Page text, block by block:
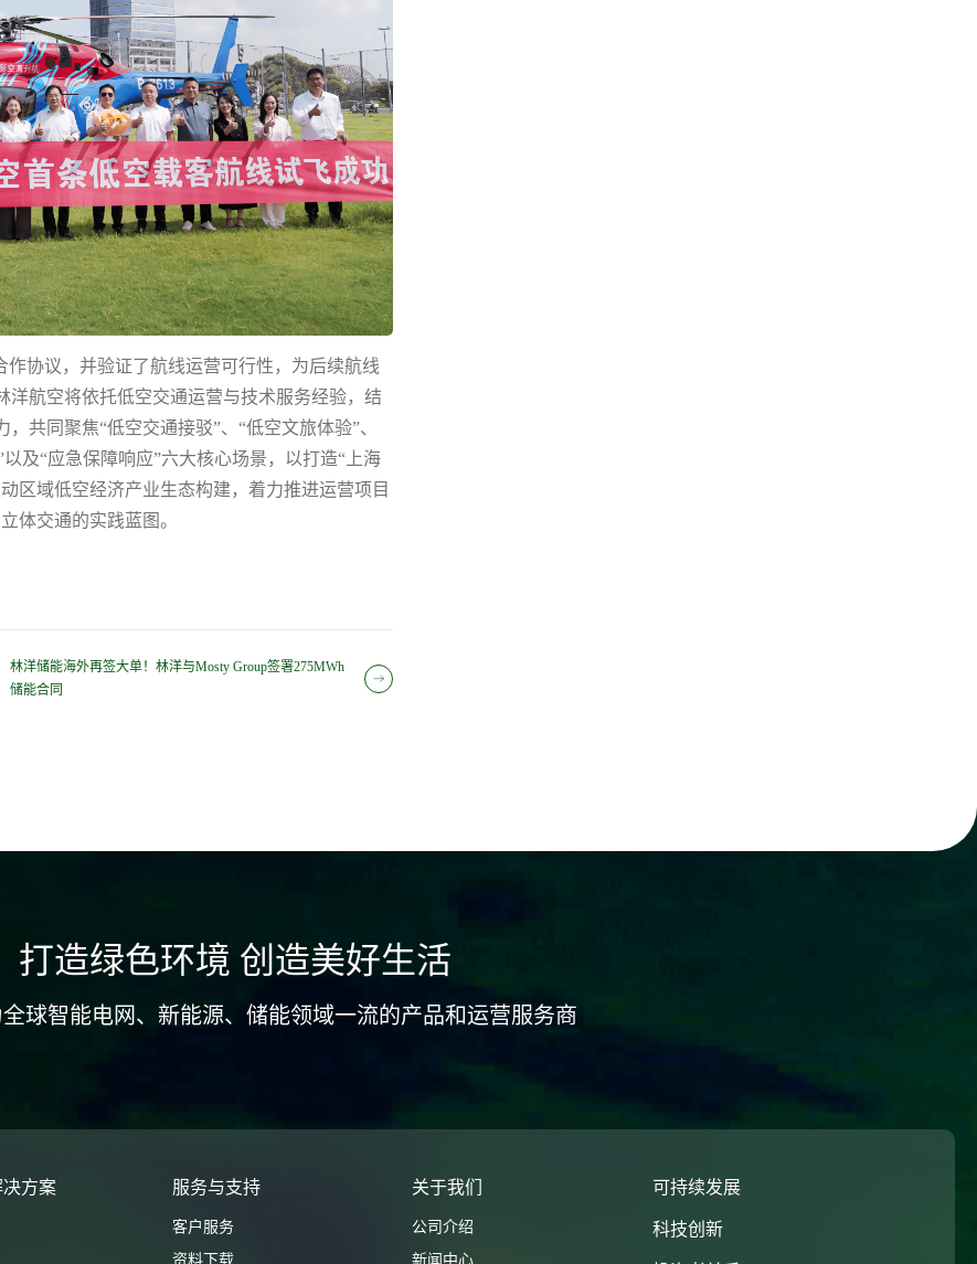
协议，并验证了航线运营可行性，为后续航线
航空将依托低空交通运营与技术服务经验，结
共同聚焦“低空交通接驳”、“低空文旅体验”、
及“应急保障响应”六大核心场景，以打造“上海
区域低空经济产业生态构建，着力推进运营项目
体交通的实践蓝图。
林洋储能海外再签大单！林洋与Mosty Group签署275MWh
储能合同
打造绿色环境 创造美好生活
球智能电网、新能源、储能领域一流的产品和运营服务商
方案 服务与支持
客户服务
资料下载
关于我们
公司介绍
新闻中心
可持续发展
科技创新